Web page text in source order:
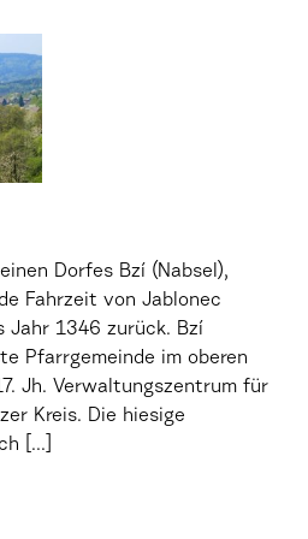
Dorfes Bzí (Nabsel),
Fahrzeit von Jablonec
1346 zurück. Bzí
Pfarrgemeinde im oberen
Jh. Verwaltungszentrum für
Kreis. Die hiesige
[...]